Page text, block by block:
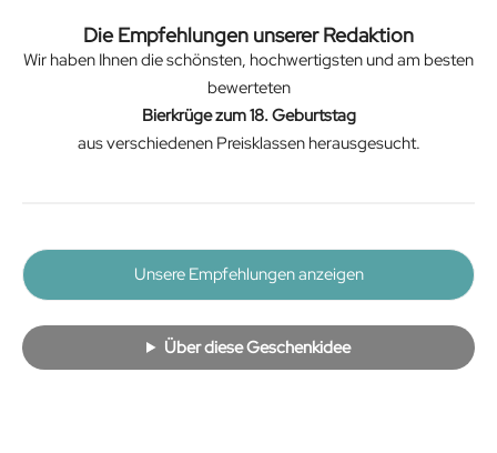
Die Empfehlungen unserer Redaktion
Wir haben Ihnen die schönsten, hochwertigsten und am besten
bewerteten
Bierkrüge zum 18. Geburtstag
aus verschiedenen Preisklassen herausgesucht.
Unsere Empfehlungen anzeigen
Über diese Geschenkidee